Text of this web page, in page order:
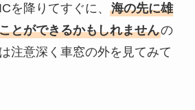
を降りてすぐに、 海の先に雄
とができるかもしれませんの
注意深く車窓の外を見てみて